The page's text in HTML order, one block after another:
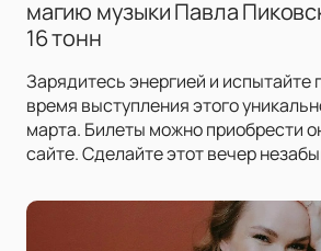
магию музыки Павла
16 тонн
Зарядитесь энергией и испытайте
время выступления этого
марта. Билеты можно приобрести
сайте. Сделайте этот вечер